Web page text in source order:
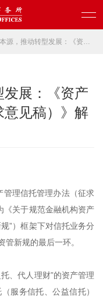
型发展：《资产管理信托管理办法（征求意见稿）》解读
发展：《资产
意见稿）》解
管理信托管理办法（征求
《关于规范金融机构资产
”）框架下对信托业务分
新规的最后一环。
、代人理财”的资产管理
服务信托、公益信托）